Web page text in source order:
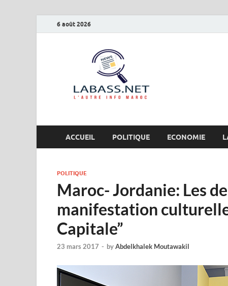
6 août 2026
ACCUEIL POLITIQUE ECONOMIE
POLITIQUE
Maroc- Jordanie: Les
manifestation
Capitale”
23 mars 2017 - byAbdelkhalek Moutawakil